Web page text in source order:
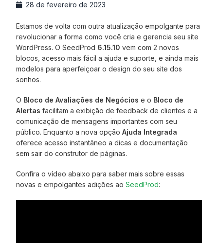
28 de fevereiro de 2023
Estamos de volta com outra atualização empolgante para
revolucionar a forma como você cria e gerencia seu site
WordPress. O SeedProd 6.15.10 vem com 2 novos
blocos, acesso mais fácil a ajuda e suporte, e ainda mais
modelos para aperfeiçoar o design do seu site dos
sonhos.
O Bloco de Avaliações de Negócios e o Bloco de
Alertas facilitam a exibição de feedback de clientes e a
comunicação de mensagens importantes com seu
público. Enquanto a nova opção Ajuda Integrada
oferece acesso instantâneo a dicas e documentação
sem sair do construtor de páginas.
Confira o vídeo abaixo para saber mais sobre essas
novas e empolgantes adições ao SeedProd: